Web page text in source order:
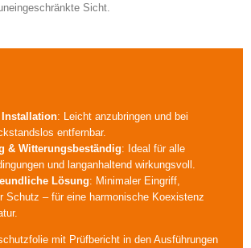
Sicht.
Installation: Leicht anzubringen und bei
entfernbar.
& Witterungsbeständig: Ideal für alle
und langanhaltend wirkungsvoll.
Lösung: Minimaler Eingriff,
Schutz – für eine harmonische Koexistenz
mit Prüfbericht in den Ausführungen